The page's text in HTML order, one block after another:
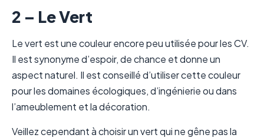
2 – Le Vert
Le vert est une couleur encore peu utilisée pour les CV.
Il est synonyme d’espoir, de chance et donne un
aspect naturel. Il est conseillé d’utiliser cette couleur
pour les domaines écologiques, d’ingénierie ou dans
l’ameublement et la décoration.
Veillez cependant à choisir un vert qui ne gêne pas la